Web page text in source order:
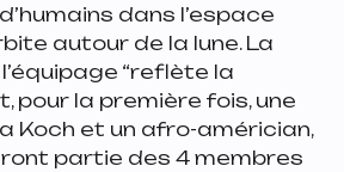
dans l’espace
autour de la lune. La
“reflète la
pour la première fois, une
Koch et un afro-américian,
partie des 4 membres